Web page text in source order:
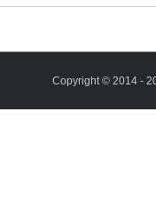
Copyright © 2014 -